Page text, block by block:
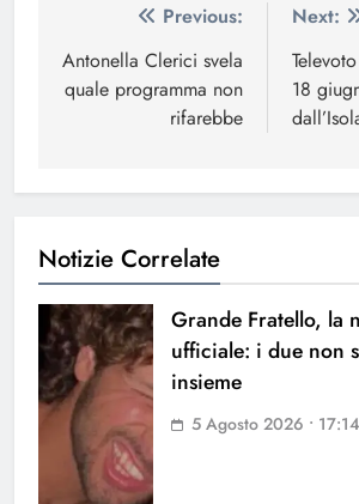
Navigazione
articoli
Previous:
Antonella Clerici svela
quale programma non
rifarebbe
Next:
18
Notizie Correlate
Grande Fratello, la
ufficiale: i due non
insieme
5 Agosto 2026 • 17:14